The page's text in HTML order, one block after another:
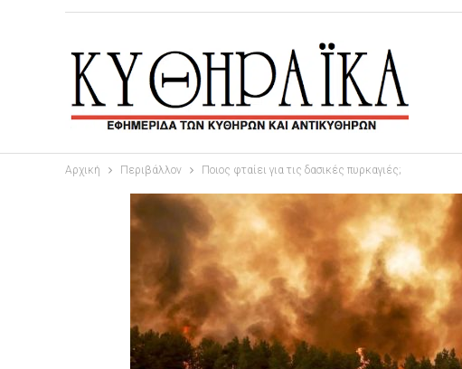
Αρχική Περιβάλλον Ποιος φταίει για τις δασικές πυρκαγιές;